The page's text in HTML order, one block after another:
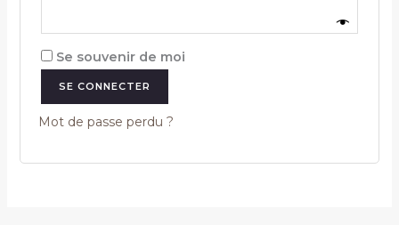
Se souvenir de moi
SE CONNECTER
Mot de passe perdu ?